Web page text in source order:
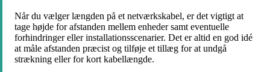
Når du vælger længden på et netværkskabel, er det vigtigt at
tage højde for afstanden mellem enheder samt eventuelle
forhindringer eller installationsscenarier. Det er altid en god idé
at måle afstanden præcist og tilføje et tillæg for at undgå
strækning eller for kort kabellængde.